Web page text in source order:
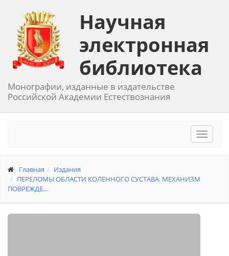
Научная
электронная
библиотека
Монографии, изданные в издательстве
Российской Академии Естествознания
Toggle
Главная
Издания
ПЕРЕЛОМЫ ОБЛАСТИ КОЛЕННОГО СУСТАВА. МЕХАНИЗМ
ПОВРЕЖДЕ...